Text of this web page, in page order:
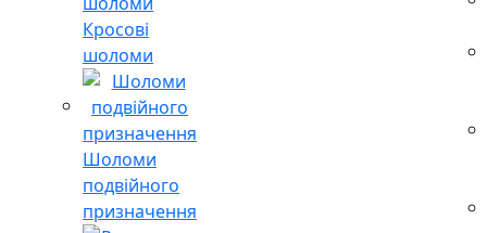
Кросові
шоломи
Шоломи
подвійного
призначення